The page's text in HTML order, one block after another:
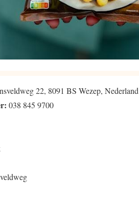
22, 8091 BS Wezep, Nederland
038 845 9700